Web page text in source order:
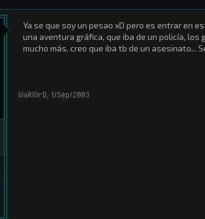
Ya se que soy un pesao xD pero es entrar en
una aventura gráfica, que iba de un policía, los
mucho más, creo que iba tb de un asesinato...
WaRlOrD 1/Sep/2003